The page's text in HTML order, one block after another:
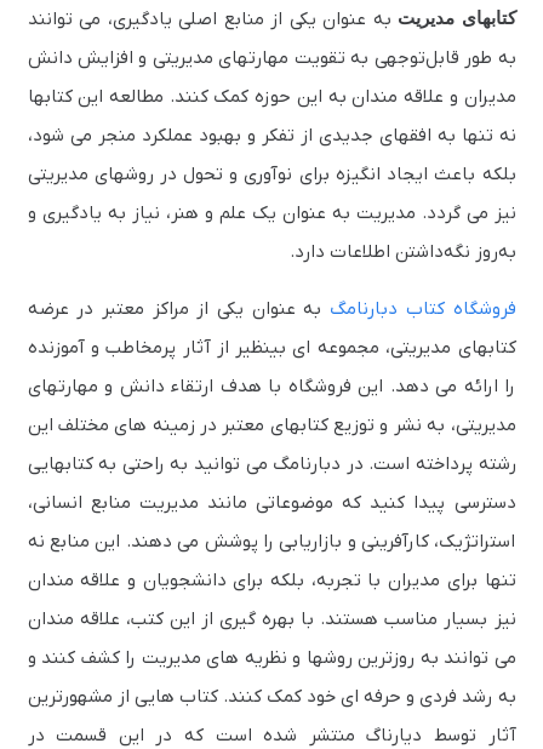
کتابهای مدیریت به عنوان یکی از منابع اصلی یادگیری، می‌ توانند
به ‌طور قابل‌توجهی به تقویت مهارتهای مدیریتی و افزایش دانش
مدیران و علاقه‌ مندان به این حوزه کمک کنند. مطالعه این کتابها
نه‌ تنها به افقهای جدیدی از تفکر و بهبود عملکرد منجر می‌ شود،
بلکه باعث ایجاد انگیزه برای نوآوری و تحول در روشهای مدیریتی
نیز می‌ گردد. مدیریت به عنوان یک علم و هنر، نیاز به یادگیری و
به‌روز نگه‌داشتن اطلاعات دارد.
فروشگاه کتاب دبارنامگ به عنوان یکی از مراکز معتبر در عرضه
کتابهای مدیریتی، مجموعه‌ ای بینظیر از آثار پرمخاطب و آموزنده
را ارائه می‌ دهد. این فروشگاه با هدف ارتقاء دانش و مهارتهای
مدیریتی، به نشر و توزیع کتابهای معتبر در زمینه‌ های مختلف این
رشته پرداخته است. در دبارنامگ می‌ توانید به راحتی به کتابهایی
دسترسی پیدا کنید که موضوعاتی مانند مدیریت منابع انسانی،
استراتژیک، کارآفرینی و بازاریابی را پوشش می‌ دهند. این منابع نه‌
تنها برای مدیران با تجربه، بلکه برای دانشجویان و علاقه‌ مندان
نیز بسیار مناسب هستند. با بهره‌ گیری از این کتب، علاقه‌ مندان
می‌ توانند به روزترین روشها و نظریه‌ های مدیریت را کشف کنند و
به رشد فردی و حرفه‌ ای خود کمک کنند. کتاب هایی از مشهورترین
آثار توسط دیارناگ منتشر شده است که در این قسمت در